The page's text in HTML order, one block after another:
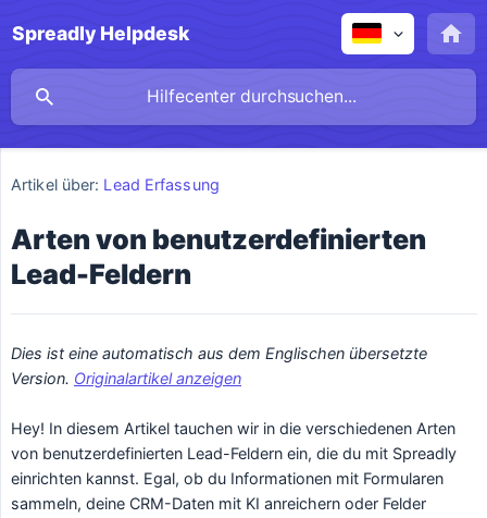
Spreadly Helpdesk
Artikel über: Lead Erfassung
Arten von benutzerdefinierten
Lead-Feldern
Dies ist eine automatisch aus dem Englischen übersetzte
Version. Originalartikel anzeigen
Hey! In diesem Artikel tauchen wir in die verschiedenen Arten
von benutzerdefinierten Lead-Feldern ein, die du mit Spreadly
einrichten kannst. Egal, ob du Informationen mit Formularen
sammeln, deine CRM-Daten mit KI anreichern oder Felder